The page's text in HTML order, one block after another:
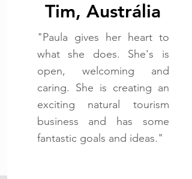
Tim, Austrália
"Paula gives her heart to
what she does. She's is
open, welcoming and
caring. She is creating an
exciting natural tourism
business and has some
fantastic goals and ideas."